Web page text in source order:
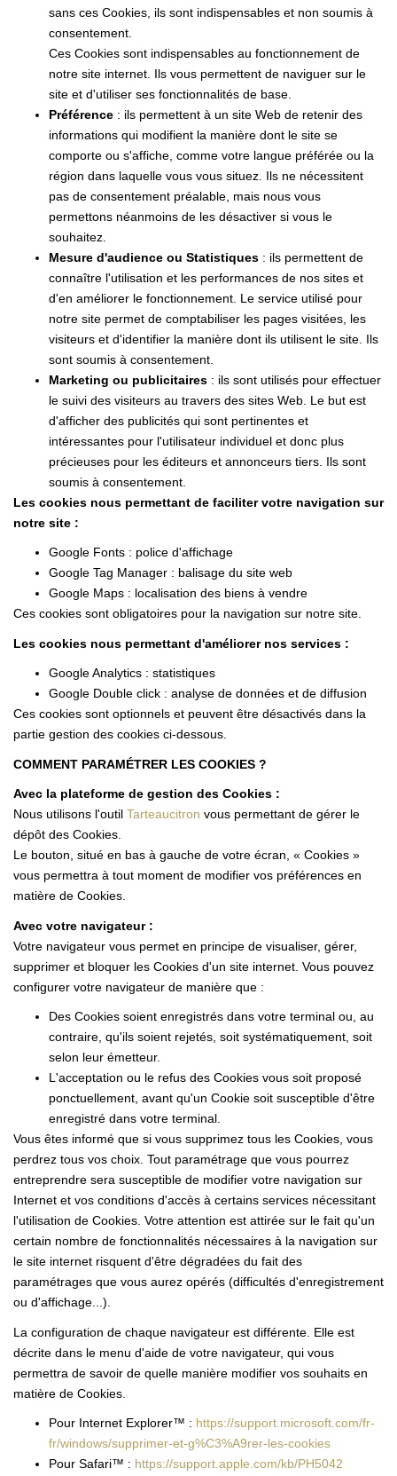
sans ces Cookies, ils sont indispensables et non soumis à
consentement.
Ces Cookies sont indispensables au fonctionnement de
notre site internet. Ils vous permettent de naviguer sur le
site et d'utiliser ses fonctionnalités de base.
Préférence : ils permettent à un site Web de retenir des
informations qui modifient la manière dont le site se
comporte ou s'affiche, comme votre langue préférée ou la
région dans laquelle vous vous situez. Ils ne nécessitent
pas de consentement préalable, mais nous vous
permettons néanmoins de les désactiver si vous le
souhaitez.
Mesure d'audience ou Statistiques : ils permettent de
connaître l'utilisation et les performances de nos sites et
d'en améliorer le fonctionnement. Le service utilisé pour
notre site permet de comptabiliser les pages visitées, les
visiteurs et d'identifier la manière dont ils utilisent le site. Ils
sont soumis à consentement.
Marketing ou publicitaires : ils sont utilisés pour effectuer
le suivi des visiteurs au travers des sites Web. Le but est
d'afficher des publicités qui sont pertinentes et
intéressantes pour l'utilisateur individuel et donc plus
précieuses pour les éditeurs et annonceurs tiers. Ils sont
soumis à consentement.
Les cookies nous permettant de faciliter votre navigation sur
notre site :
Google Fonts : police d'affichage
Google Tag Manager : balisage du site web
Google Maps : localisation des biens à vendre
Ces cookies sont obligatoires pour la navigation sur notre site.
Les cookies nous permettant d'améliorer nos services :
Google Analytics : statistiques
Google Double click : analyse de données et de diffusion
Ces cookies sont optionnels et peuvent être désactivés dans la
partie gestion des cookies ci-dessous.
COMMENT PARAMÉTRER LES COOKIES ?
Avec la plateforme de gestion des Cookies :
Nous utilisons l'outil Tarteaucitron vous permettant de gérer le
dépôt des Cookies.
Le bouton, situé en bas à gauche de votre écran, « Cookies »
vous permettra à tout moment de modifier vos préférences en
matière de Cookies.
Avec votre navigateur :
Votre navigateur vous permet en principe de visualiser, gérer,
supprimer et bloquer les Cookies d'un site internet. Vous pouvez
configurer votre navigateur de manière que :
Des Cookies soient enregistrés dans votre terminal ou, au
contraire, qu'ils soient rejetés, soit systématiquement, soit
selon leur émetteur.
L'acceptation ou le refus des Cookies vous soit proposé
ponctuellement, avant qu'un Cookie soit susceptible d'être
enregistré dans votre terminal.
Vous êtes informé que si vous supprimez tous les Cookies, vous
perdrez tous vos choix. Tout paramétrage que vous pourrez
entreprendre sera susceptible de modifier votre navigation sur
Internet et vos conditions d'accès à certains services nécessitant
l'utilisation de Cookies. Votre attention est attirée sur le fait qu'un
certain nombre de fonctionnalités nécessaires à la navigation sur
le site internet risquent d'être dégradées du fait des
paramétrages que vous aurez opérés (difficultés d'enregistrement
ou d'affichage...).
La configuration de chaque navigateur est différente. Elle est
décrite dans le menu d'aide de votre navigateur, qui vous
permettra de savoir de quelle manière modifier vos souhaits en
matière de Cookies.
Pour Internet Explorer™ : https://support.microsoft.com/fr-
fr/windows/supprimer-et-g%C3%A9rer-les-cookies
Pour Safari™ : https://support.apple.com/kb/PH5042